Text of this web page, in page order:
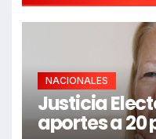
NACIONALES
Justicia
aportes a 20